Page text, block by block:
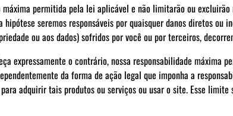
permitida pela lei aplicável e não limitarão ou
seremos responsáveis por quaisquer danos diretos
ou aos dados) sofridos por você ou por terceiros,
expressamente o contrário, nossa responsabilidade máxima
da forma de ação legal que imponha a
adquirir tais produtos ou serviços ou usar o site. Esse